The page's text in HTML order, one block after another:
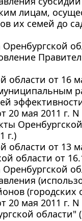
лицам,
их семей до
области от 16
20 мая 2011 г.
г.)
области от 13
области от
(городских
20 мая 2011 г.